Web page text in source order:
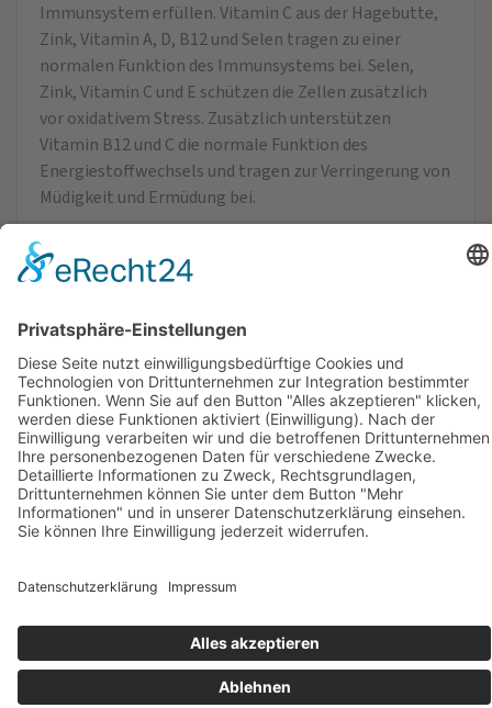
Immunsystem erfüllen. Vitamin C aus der Hagebutte,
Zink, Vitamin A, D, B12 und Selen tragen zu einer
normalen Funktion des Immunsystems bei. Selen,
Zink, Vitamin C und E schützen die Zellen zusätzlich
vor oxidativem Stress. Zusätzlich unterstützen
Vitamin B12 und C die normale Funktion des
Energiestoffwechsels und tragen zur Verringerung von
Müdigkeit und Ermüdung bei.
Inhaltsstoffe/Zusammensetzung
Health Claims
Sonstiges
FAQ